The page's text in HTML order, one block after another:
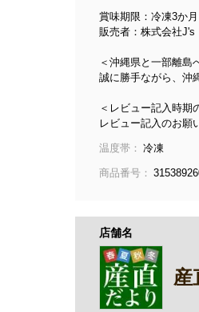
賞味期限：冷凍3か
販売者：株式会社
＜沖縄県と一部離島
誠に勝手ながら、沖
＜レビュー記入時期
レビュー記入のお願
温度帯： 冷凍
商品番号：
店舗名
産